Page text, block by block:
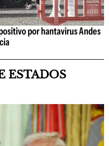
por hantavirus Andes
ESTADOS